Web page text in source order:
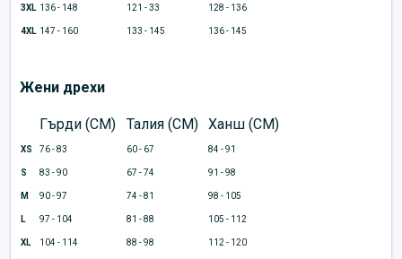
3XL 136 - 148 121 - 33 128 - 136
4XL 147 - 160 133 - 145 136 - 145
Жени дрехи
Гърди (CM) Талия (CM) Ханш (CM)
XS 76 - 83 60 - 67 84 - 91
S 83 - 90 67 - 74 91 - 98
M 90 - 97 74 - 81 98 - 105
L 97 - 104 81 - 88 105 - 112
XL 104 - 114 88 - 98 112 - 120